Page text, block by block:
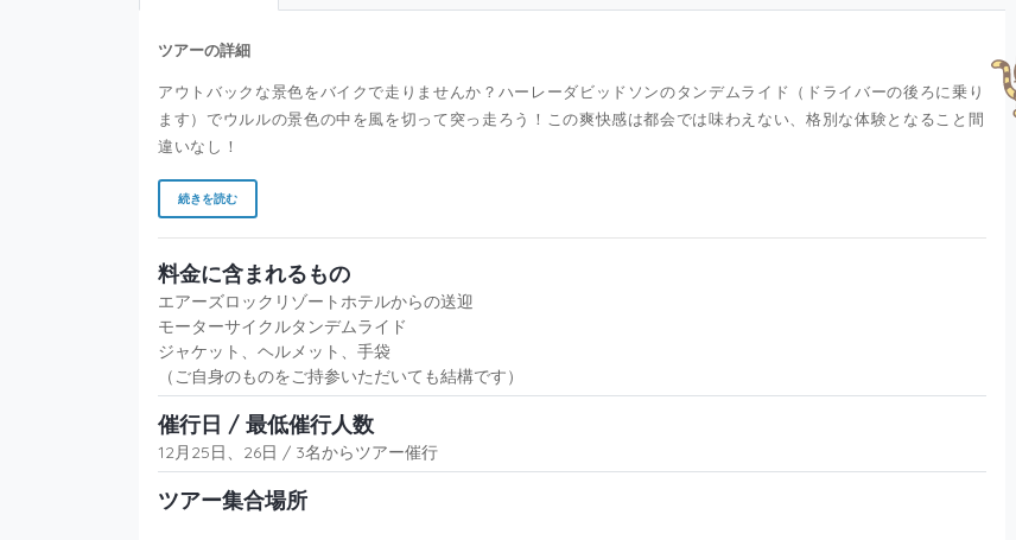
ツアーの詳細
アウトバックな景色をバイクで走りませんか？ハーレーダビッドソンのタンデムライド（ドライバーの後ろに乗り
ます）でウルルの景色の中を風を切って突っ走ろう！この爽快感は都会では味わえない、格別な体験となること間
違いなし！
続きを読む
料金に含まれるもの
エアーズロックリゾートホテルからの送迎
モーターサイクルタンデムライド
ジャケット、ヘルメット、手袋
（ご自身のものをご持参いただいても結構です）
催行日 / 最低催行人数
12月25日、26日 / 3名からツアー催行
ツアー集合場所